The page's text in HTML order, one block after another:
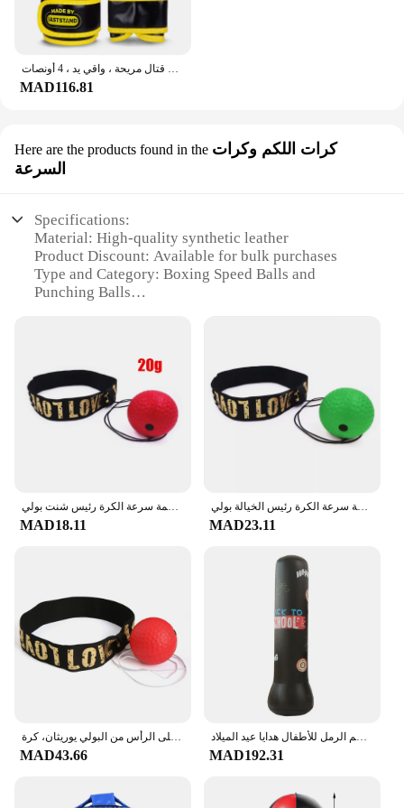
MAD116.81
Here are the products found in the كرات اللكم وكرات
السرعة
Specifications:
Material: High-quality synthetic leather
Product Discount: Available for bulk purchases
Type and Category: Boxing Speed Balls and
Punching Balls
Typical Adaptive Scenario: Suitable for gyms,
fitness centers, and personal training
Shape or Size or Weight or Quantity: Comes in
various sizes and weights
**Enhanced Training Experience**
meticulously crafted to provide boxers with an
enhanced training experience. Made from premium
synthetic leather, these balls are designed to
withstand the rigors of intense training sessions.
The ergonomic design ensures a secure grip,
allowing you to focus on your technique without the
worry of the ball slipping out of your grasp.
Whether you're a professional boxer or a fitness
enthusiast, these balls are an essential addition to
**Versatile Training Companions**
just for boxing; they are suitable for a wide range of
MAD18.11
الملاكمة سرعة الكرة رئيس الخيالة بولي Punch لكمة الكرة MMA Sanda التدريب اليد العين رد فعل الصالة الرياضية الرمل Muay التايلاندية Boxeo معدات اللياقة البدنية
MAD23.11
MAD43.66
نفخ الملاكمة الدائمة حقيبة التدريب تخفيف الضغط اللياقة البدنية اللكم الرمل للأطفال هدايا عيد الميلاد
MAD192.31